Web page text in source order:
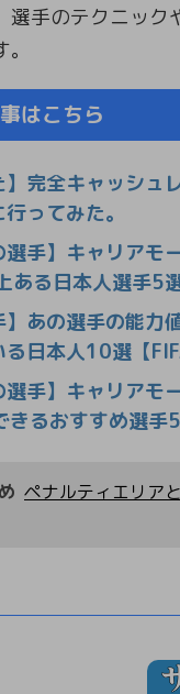
選手のテクニック
はこちら
】完全キャッシュ
ってみた。
選手】キャリアモ
ある日本人選手5
】あの選手の能力
日本人10選【
選手】キャリアモ
るおすすめ選手
ペナルティエリア